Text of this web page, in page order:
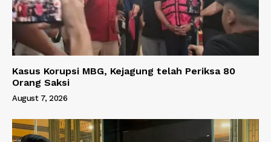
Kasus Korupsi MBG, Kejagung telah Periksa 80
Orang Saksi
August 7, 2026